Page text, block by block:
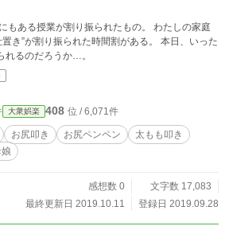
授業が割り振られたもの。 わたしの家庭
割り振られた時間割がある。 本日、いった
れるのだろうか…。
大衆娯楽 408 位 / 6,071件
お尻叩き お尻ペンペン
太もも叩き
感想数 0
文字数 17,083
最終更新日 2019.10.11
登録日 2019.09.28